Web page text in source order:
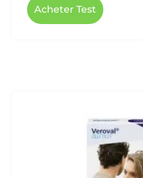
Acheter Test